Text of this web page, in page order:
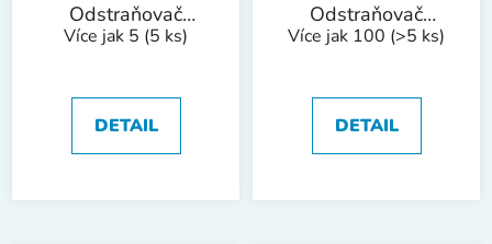
Odstraňovač
otřepů B70
Více jak 5 (5 ks)
DETAIL
Odstraňovač
otřepů E100
Více jak 100 (>5 ks)
DETAIL